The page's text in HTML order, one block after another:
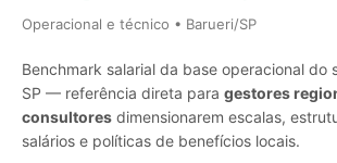
Operacional e técnico • Barueri/SP
Benchmark salarial da base operacional do
SP — referência direta para gestores
consultores dimensionarem escalas,
salários e políticas de benefícios locais.